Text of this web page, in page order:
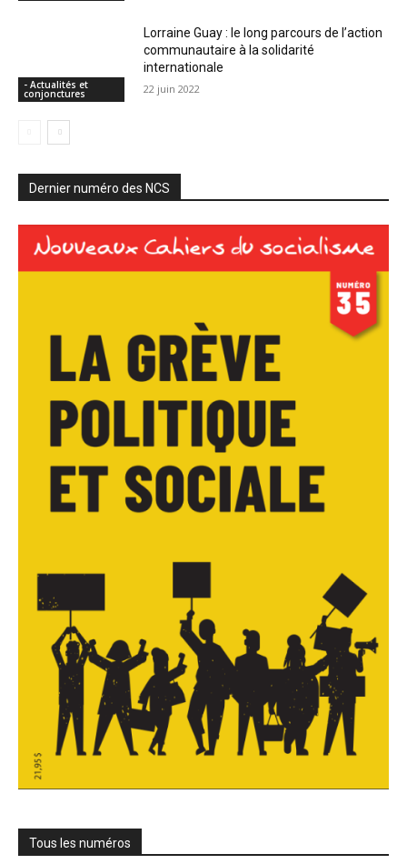
- Actualités et
conjonctures
Lorraine Guay : le long parcours de l’action
communautaire à la solidarité
internationale
22 juin 2022
Dernier numéro des NCS
Tous les numéros